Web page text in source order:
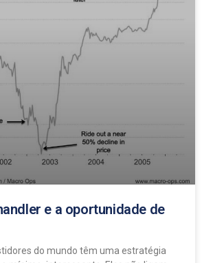
e a oportunidade de
do mundo têm uma estratégia